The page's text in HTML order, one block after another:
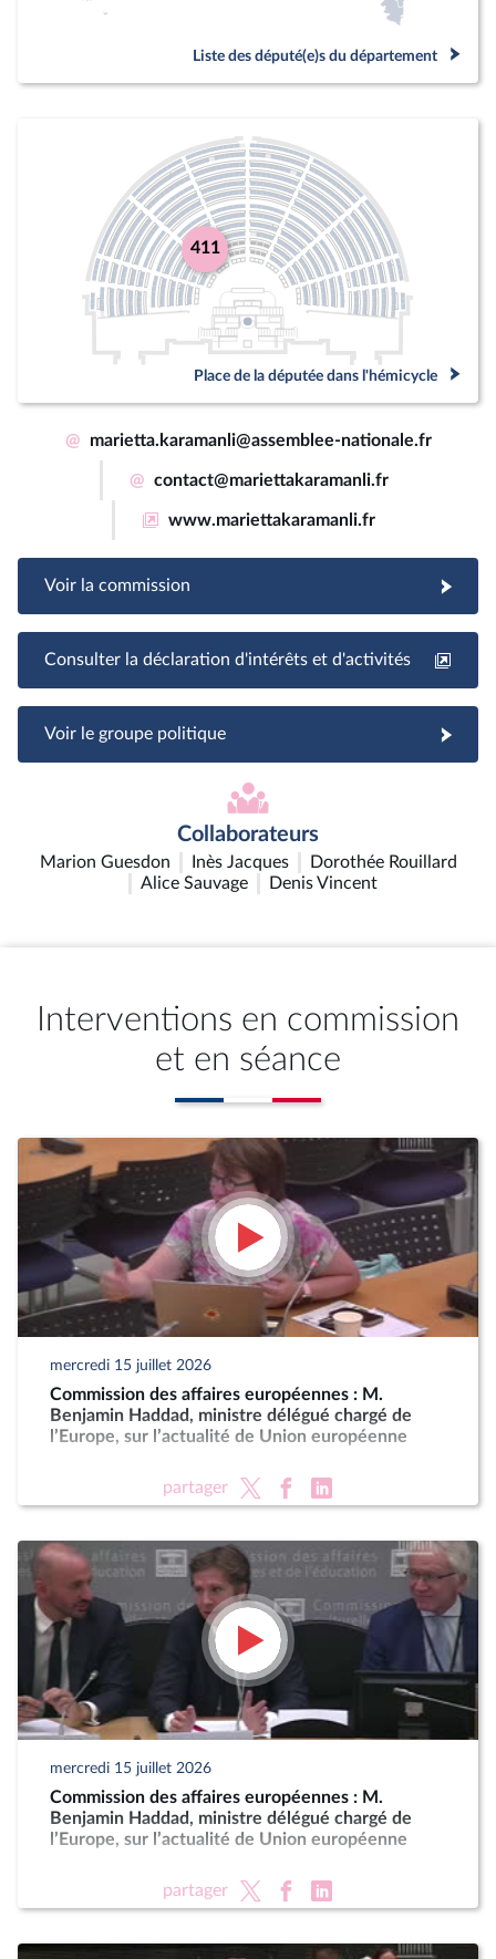
Liste des député(e)s du département
411
Place de la députée dans l'hémicycle
@ marietta.karamanli@assemblee-nationale.fr
@ contact@mariettakaramanli.fr
www.mariettakaramanli.fr
Voir la commission
Consulter la déclaration d'intérêts et d'activités
Voir le groupe politique
Collaborateurs
Marion Guesdon Inès Jacques
Dorothée Rouillard
Alice Sauvage
Denis Vincent
Interventions en commission
et en séance
mercredi 15 juillet 2026
Commission des affaires européennes : M.
Benjamin Haddad, ministre délégué chargé de
l’Europe, sur l’actualité de Union européenne
partager
mercredi 15 juillet 2026
Commission des affaires européennes : M.
Benjamin Haddad, ministre délégué chargé de
l’Europe, sur l’actualité de Union européenne
partager